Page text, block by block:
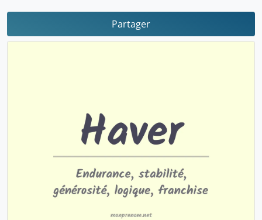
Partager